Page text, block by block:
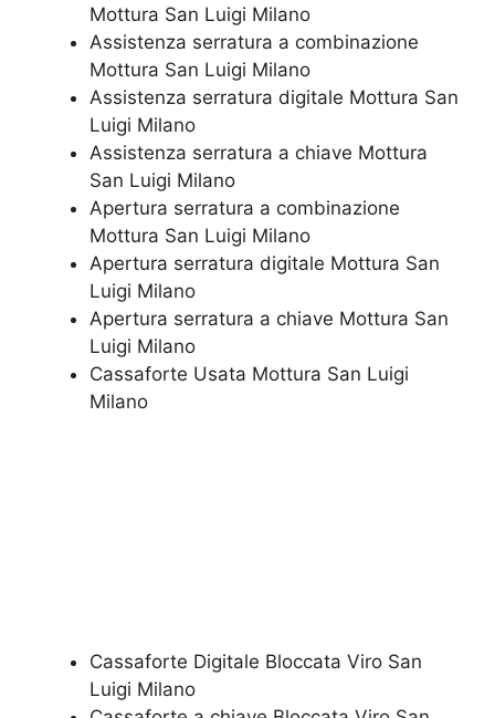
Mottura San Luigi Milano
​Assistenza serratura​ ​a combinazione
Mottura San Luigi Milano
Assistenza serratura ​digitale Mottura San
Luigi Milano
Assistenza serratura ​a chiave Mottura
San Luigi Milano
​Apertura serratura​ ​a combinazione
Mottura San Luigi Milano
Apertura serratura​ ​digitale Mottura San
Luigi Milano
​Apertura serratura​ ​a chiave Mottura San
Luigi Milano
​Cassaforte Usata Mottura San Luigi
Milano
Cassaforte Digitale Bloccata Viro San
Luigi Milano